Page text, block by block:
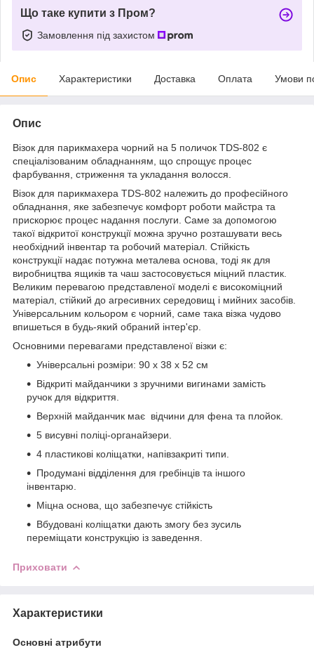
Що таке купити з Пром?
Замовлення під захистом
Опис Характеристики Доставка Оплата Умови
Опис
Візок для парикмахера чорний на 5 поличок TDS-802 є
спеціалізованим обладнанням, що спрощує процес
фарбування, стриження та укладання волосся.
Візок для парикмахера TDS-802 належить до професійного
обладнання, яке забезпечує комфорт роботи майстра та
прискорює процес надання послуги. Саме за допомогою
такої відкритої конструкції можна зручно розташувати весь
необхідний інвентар та робочий матеріал. Стійкість
конструкції надає потужна металева основа, тоді як для
виробництва ящиків та чаш застосовується міцний пластик.
Великим перевагою представленої моделі є високоміцний
матеріал, стійкий до агресивних середовищ і мийних засобів.
Універсальним кольором є чорний, саме така візка чудово
впишеться в будь-який обраний інтер'єр.
Основними перевагами представленої візки є:
Універсальні розміри: 90 х 38 х 52 см
Відкриті майданчики з зручними вигинами замість
ручок для відкриття.
Верхній майданчик має відчини для фена та плойок.
5 висувні поліці-органайзери.
4 пластикові коліщатки, напівзакриті типи.
Продумані відділення для гребінців та іншого
інвентарю.
Міцна основа, що забезпечує стійкість
Вбудовані коліщатки дають змогу без зусиль
переміщати конструкцію із заведення.
Приховати
Характеристики
Основні атрибути